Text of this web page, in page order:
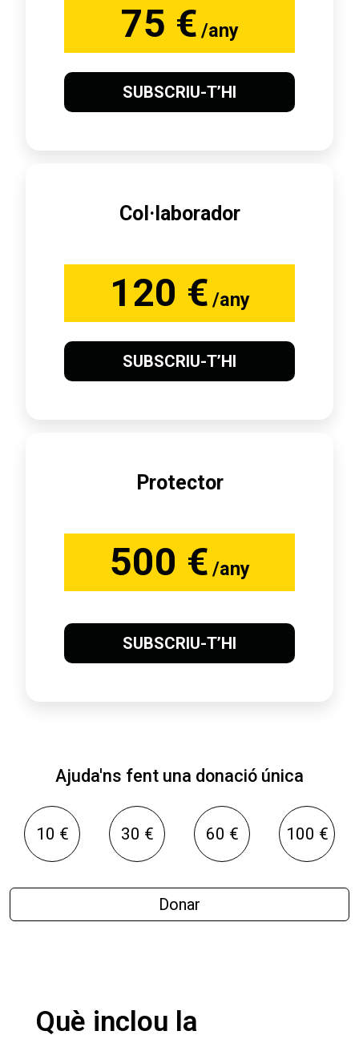
75 € /any
SUBSCRIU-T’HI
Col·laborador
120 € /any
SUBSCRIU-T’HI
Protector
500 € /any
SUBSCRIU-T’HI
Ajuda'ns fent una donació única
10 € 30 € 60 € 100 €
Donar
Què inclou la